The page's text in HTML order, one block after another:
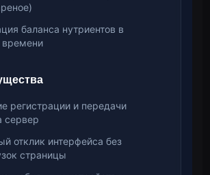
баланса нутриентов в
регистрации и передачи
сервер
отклик интерфейса без
страницы